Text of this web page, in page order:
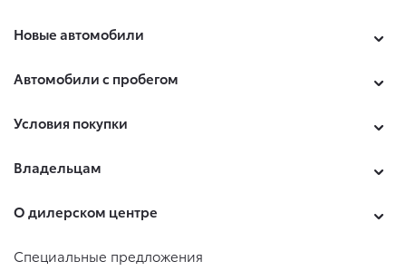
Новые автомобили
Автомобили с пробегом
Условия покупки
Владельцам
О дилерском центре
Специальные предложения